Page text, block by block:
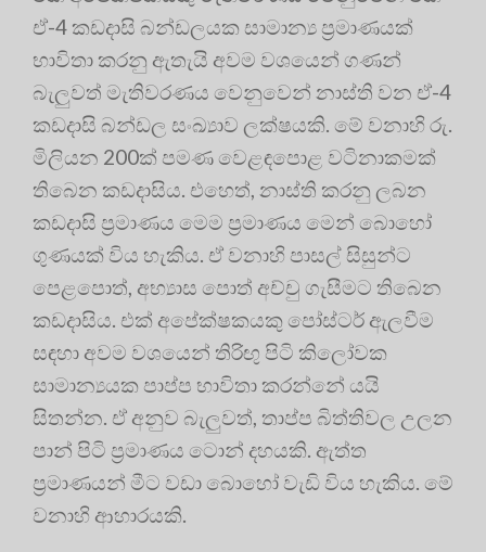
ඒ-4 කඩදාසි බන්ඩලයක සාමාන්‍ය ප්‍රමාණයක්
භාවිතා කරනු ඇතැයි අවම වශයෙන් ගණන්
බැලුවත් මැතිවරණය වෙනුවෙන් නාස්ති වන ඒ-4
කඩදාසි බන්ඩල සංඛ්‍යාව ලක්ෂයකි. මේ වනාහි රු.
මිලියන 200ක් පමණ වෙළඳපොළ වටිනාකමක්
තිබෙන කඩදාසිය. එහෙත්, නාස්ති කරනු ලබන
කඩදාසි ප්‍රමාණය මෙම ප්‍රමාණය මෙන් බොහෝ
ගුණයක් විය හැකිය. ඒ වනාහි පාසල් සිසුන්ට
පෙළපොත්, අභ්‍යාස පොත් අච්චු ගැසීමට තිබෙන
කඩදාසිය. එක් අපේක්ෂකයකු පෝස්ටර් ඇලවීම
සඳහා අවම වශයෙන් තිරිඟු පිටි කිලෝවක
සාමාන්‍යයක පාප්ප භාවිතා කරන්නේ යයි
සිතන්න. ඒ අනුව බැලුවත්, තාප්ප බිත්තිවල උලන
පාන් පිටි ප්‍රමාණය ටොන් දහයකි. ඇත්ත
ප්‍රමාණයන් මීට වඩා බොහෝ වැඩි විය හැකිය. මේ
වනාහි ආහාරයකි.